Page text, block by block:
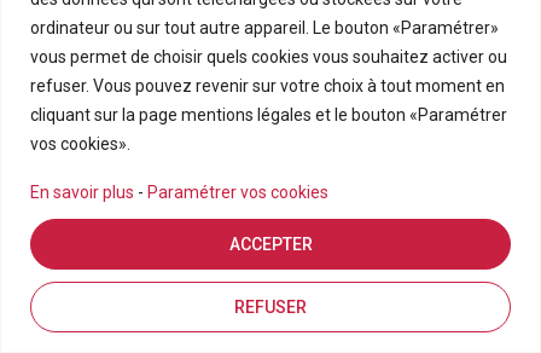
ordinateur ou sur tout autre appareil. Le bouton «Paramétrer»
vous permet de choisir quels cookies vous souhaitez activer ou
refuser. Vous pouvez revenir sur votre choix à tout moment en
cliquant sur la page mentions légales et le bouton «Paramétrer
vos cookies».
En savoir plus - Paramétrer vos cookies
REFUSER
ACCEPTER
Estimation en ligne
190 000€
Appartement T3 En Rez-De-Chaussée Avec Grand
BRAS PANON
3 69.21